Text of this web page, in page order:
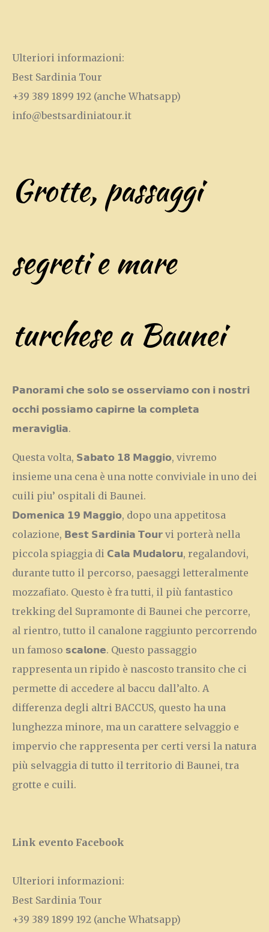
Ulteriori informazioni:
Best Sardinia Tour
+39 389 1899 192 (anche Whatsapp)
info@bestsardiniatour.it
Grotte, passaggi
segreti e mare
turchese a Baunei
𝗣𝗮𝗻𝗼𝗿𝗮𝗺𝗶 𝗰𝗵𝗲 𝘀𝗼𝗹𝗼 𝘀𝗲 𝗼𝘀𝘀𝗲𝗿𝘃𝗶𝗮𝗺𝗼 𝗰𝗼𝗻 𝗶 𝗻𝗼𝘀𝘁𝗿𝗶
𝗼𝗰𝗰𝗵𝗶 𝗽𝗼𝘀𝘀𝗶𝗮𝗺𝗼 𝗰𝗮𝗽𝗶𝗿𝗻𝗲 𝗹𝗮 𝗰𝗼𝗺𝗽𝗹𝗲𝘁𝗮
𝗺𝗲𝗿𝗮𝘃𝗶𝗴𝗹𝗶𝗮.
Questa volta, 𝗦𝗮𝗯𝗮𝘁𝗼 𝟭𝟴 𝗠𝗮𝗴𝗴𝗶𝗼, vivremo
insieme una cena è una notte conviviale in uno dei
cuili piu’ ospitali di Baunei.
𝗗𝗼𝗺𝗲𝗻𝗶𝗰𝗮 𝟭𝟵 𝗠𝗮𝗴𝗴𝗶𝗼, dopo una appetitosa
colazione, 𝗕𝗲𝘀𝘁 𝗦𝗮𝗿𝗱𝗶𝗻𝗶𝗮 𝗧𝗼𝘂𝗿 vi porterà nella
piccola spiaggia di 𝗖𝗮𝗹𝗮 𝗠𝘂𝗱𝗮𝗹𝗼𝗿𝘂, regalandovi,
durante tutto il percorso, paesaggi letteralmente
mozzafiato. Questo è fra tutti, il più fantastico
trekking del Supramonte di Baunei che percorre,
al rientro, tutto il canalone raggiunto percorrendo
un famoso 𝘀𝗰𝗮𝗹𝗼𝗻𝗲. Questo passaggio
rappresenta un ripido è nascosto transito che ci
permette di accedere al baccu dall’alto. A
differenza degli altri BACCUS, questo ha una
lunghezza minore, ma un carattere selvaggio e
impervio che rappresenta per certi versi la natura
più selvaggia di tutto il territorio di Baunei, tra
grotte e cuili.
Link evento Facebook
Ulteriori informazioni:
Best Sardinia Tour
+39 389 1899 192 (anche Whatsapp)